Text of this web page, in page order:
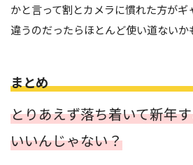
かと言って割とカメラに慣れた方が
違うのだったらほとんど使い道ないか
まとめ
とりあえず落ち着いて新年
いいんじゃない？